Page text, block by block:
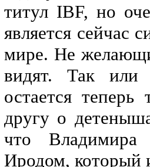
титул IВF, но
является сейчас
мире. Не
видят. Так или
остается теперь
другу о
что
Иродом, который